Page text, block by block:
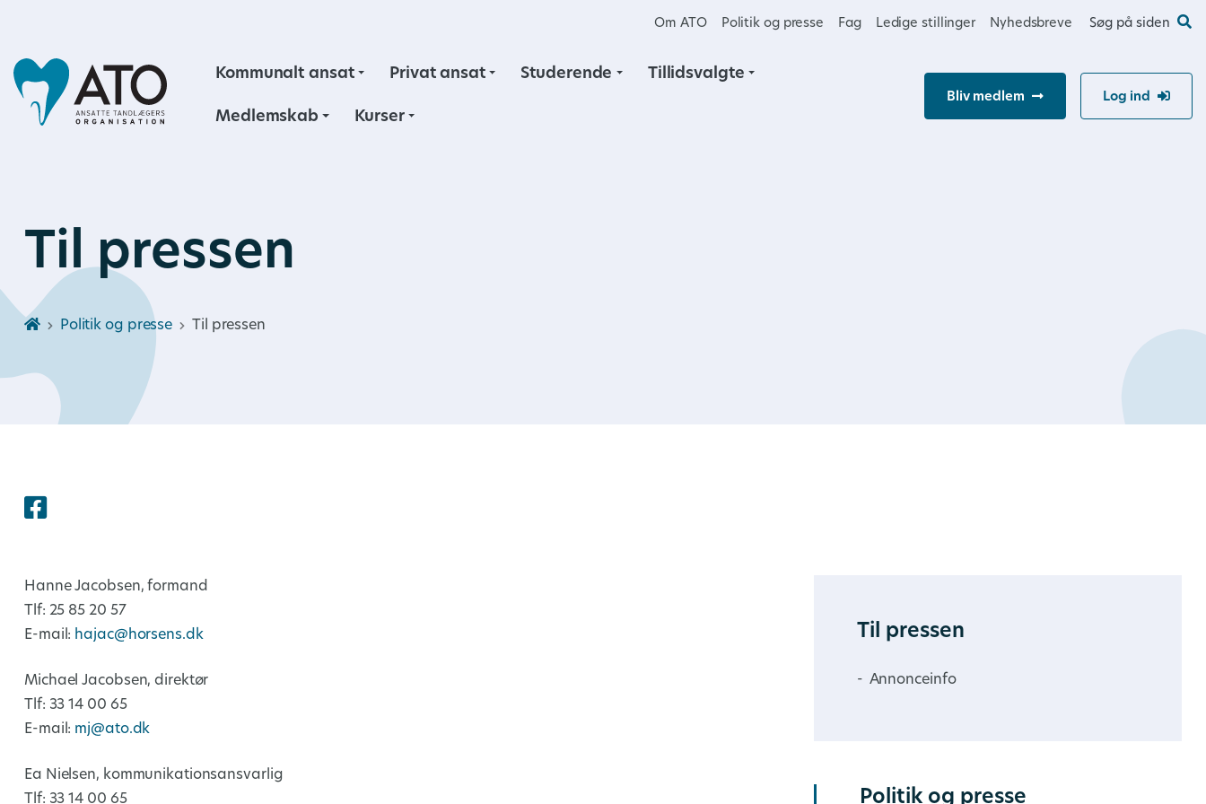
Om ATO Politik og presse Fag Ledige stillinger Nyhedsbreve Søg på siden
Kommunalt ansat Privat ansat Studerende Tillidsvalgte
Medlemskab Kurser
Bliv medlem Log ind
Til pressen
Politik og presse Til pressen
Hanne Jacobsen, formand
Tlf: 25 85 20 57
E-mail: hajac@horsens.dk
Michael Jacobsen, direktør
Tlf: 33 14 00 65
E-mail: mj@ato.dk
Ea Nielsen, kommunikationsansvarlig
Tlf: 33 14 00 65
Til pressen
Annonceinfo
Politik og presse